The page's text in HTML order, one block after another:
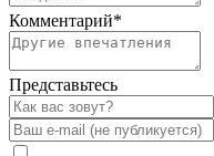
Комментарий*
Представьтесь